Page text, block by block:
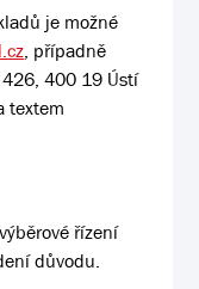
je možné
, případně
400 19 Ústí
textem
řízení
důvodu.